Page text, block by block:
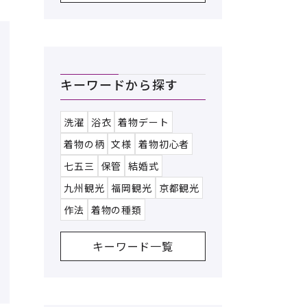
キーワードから探す
洗濯 浴衣 着物デート
着物の柄 文様 着物初心者
七五三 保管 結婚式
九州観光 福岡観光 京都観光
作法 着物の種類
キーワード一覧